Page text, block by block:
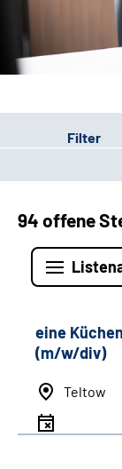
Leichte
Filter
94 offene
eine
(m/w/div)
Teltow